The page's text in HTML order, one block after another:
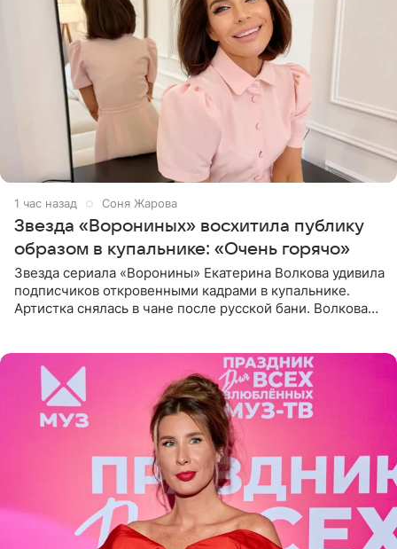
1 час назад Соня Жарова
Звезда «Ворониных» восхитила публику
образом в купальнике: «Очень горячо»
Звезда сериала «Воронины» Екатерина Волкова удивила
подписчиков откровенными кадрами в купальнике.
Артистка снялась в чане после русской бани. Волкова